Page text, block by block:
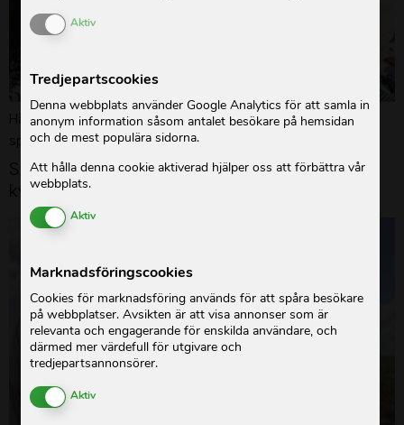
Här kan du läsa om kvinnlig könsstympning på sex olika
språk
Studie: Klimatförändringarnas effekter på
kvinnors och barns liv
Enable or Disable Cookies
Aktiv
Tredjepartscookies
Denna webbplats använder Google Analytics för att samla in
anonym information såsom antalet besökare på hemsidan
och de mest populära sidorna.
Att hålla denna cookie aktiverad hjälper oss att förbättra vår
webbplats.
Enable or Disable Cookies
Aktiv
Marknadsföringscookies
Cookies för marknadsföring används för att spåra besökare
på webbplatser. Avsikten är att visa annonser som är
relevanta och engagerande för enskilda användare, och
därmed mer värdefull för utgivare och
tredjepartsannonsörer.
Enable or Disable Cookies
Aktiv